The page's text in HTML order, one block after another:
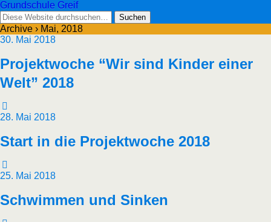
Grundschule Greif
Archive › Mai, 2018
30. Mai 2018
Projektwoche “Wir sind Kinder einer
Welt” 2018
28. Mai 2018
Start in die Projektwoche 2018
25. Mai 2018
Schwimmen und Sinken